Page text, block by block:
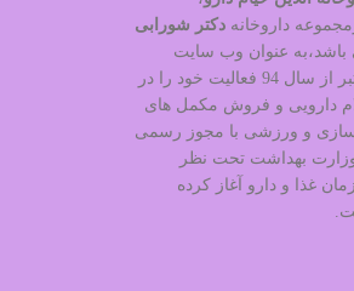
داروخانه دکتر شورابی
عنوان وب سایت
معتبر از سال 94 فعالیت خود را در
دارویی و فروش مکمل های
و ورزشی با مجوز رسمی
وزارت بهداشت تحت نظر
غذا و دارو آغاز کرده